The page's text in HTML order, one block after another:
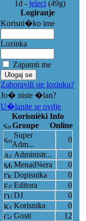
1d - jeleci (49g)
Logiranje
Korisni�ko ime
Lozinka
Zapamti me
Zaboravili ste lozinku?
Jo� niste �lan?
U�lanite se ovdje
Korisnièki Info
Groupe
Online
Super
Adm...
0
Administr...
0
Menad¾era
0
Dopisnika
0
Editora
0
DJ
0
Korisnika
0
Gosti
12